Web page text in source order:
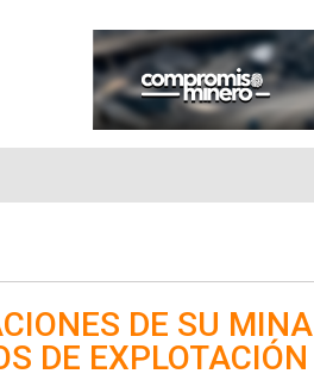
DE SU MINA
DE EXPLOTACIÓN